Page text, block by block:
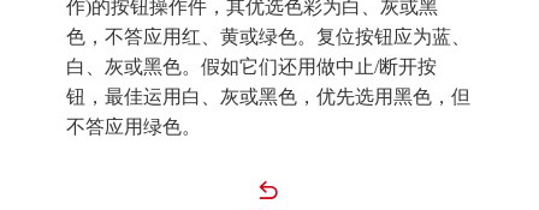
作)的按钮操作件，其优选色彩为白、灰或黑
色，不答应用红、黄或绿色。复位按钮应为蓝、
白、灰或黑色。假如它们还用做中止/断开按
钮，最佳运用白、灰或黑色，优先选用黑色，但
不答应用绿色。